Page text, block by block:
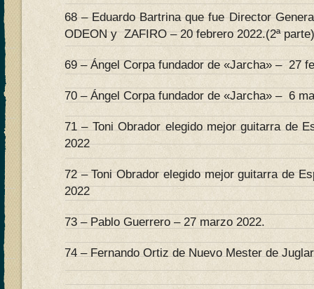
68 – Eduardo Bartrina que fue Director
ODEON y ZAFIRO – 20 febrero 2022.(2ª
69 – Ángel Corpa fundador de «Jarcha» – 27
70 – Ángel Corpa fundador de «Jarcha» – 6
71 – Toni Obrador elegido mejor guitarra de
2022
72 – Toni Obrador elegido mejor guitarra de
2022
73 – Pablo Guerrero – 27 marzo 2022.
74 – Fernando Ortiz de Nuevo Mester de